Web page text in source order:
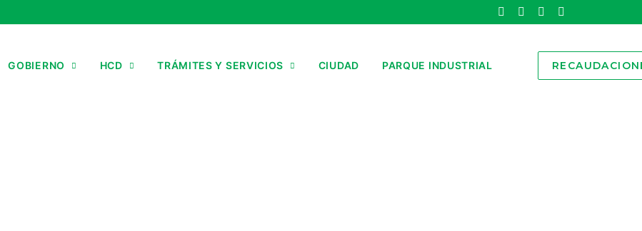
GOBIERNO HCD TRÁMITES Y SERVICIOS CIUDAD PARQUE INDUSTRIAL